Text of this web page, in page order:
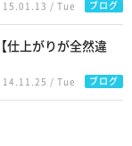
15.01.13 / Tue ブログ
仕上がりが全然違
14.11.25 / Tue ブログ